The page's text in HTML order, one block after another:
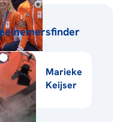
Marieke
Keijser